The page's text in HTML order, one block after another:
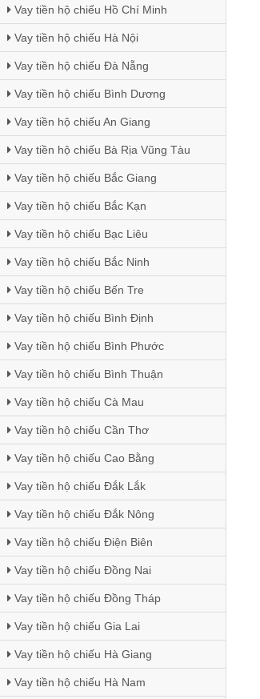
Vay tiền hộ chiếu Hồ Chí Minh
Vay tiền hộ chiếu Hà Nội
Vay tiền hộ chiếu Đà Nẵng
Vay tiền hộ chiếu Bình Dương
Vay tiền hộ chiếu An Giang
Vay tiền hộ chiếu Bà Rịa Vũng Tàu
Vay tiền hộ chiếu Bắc Giang
Vay tiền hộ chiếu Bắc Kạn
Vay tiền hộ chiếu Bạc Liêu
Vay tiền hộ chiếu Bắc Ninh
Vay tiền hộ chiếu Bến Tre
Vay tiền hộ chiếu Bình Định
Vay tiền hộ chiếu Bình Phước
Vay tiền hộ chiếu Bình Thuận
Vay tiền hộ chiếu Cà Mau
Vay tiền hộ chiếu Cần Thơ
Vay tiền hộ chiếu Cao Bằng
Vay tiền hộ chiếu Đắk Lắk
Vay tiền hộ chiếu Đắk Nông
Vay tiền hộ chiếu Điện Biên
Vay tiền hộ chiếu Đồng Nai
Vay tiền hộ chiếu Đồng Tháp
Vay tiền hộ chiếu Gia Lai
Vay tiền hộ chiếu Hà Giang
Vay tiền hộ chiếu Hà Nam